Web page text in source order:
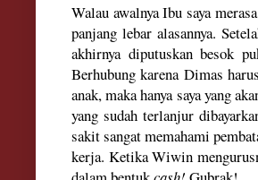
Walau awalnya Ibu saya
panjang lebar alasannya. Set
akhirnya diputuskan besok
Berhubung karena Dimas
anak, maka hanya saya yang
yang sudah terlanjur
sakitsangat memahami
kerja. Ketika Wiwin